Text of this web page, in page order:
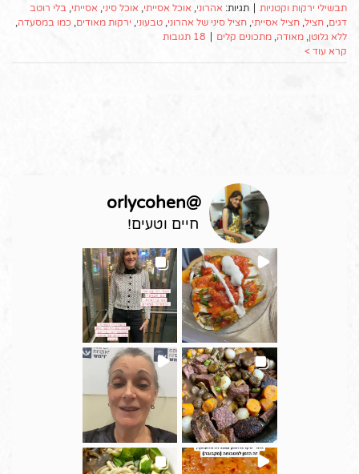
תבשילי ירקות וקטניות | תגיות: אהרוני אוכל אסייתי אוכל סיני אסייתי בלי רוטב
דגים חציל חציל אסייתי חציל סיני של אהרוני טבעוני ירקות מאודים כמו במסעדה
ללא גלוטן מאודה מתכונים קלים | 18 תגובות
קרא עוד >
@
orlycohen
חיים וטעים!